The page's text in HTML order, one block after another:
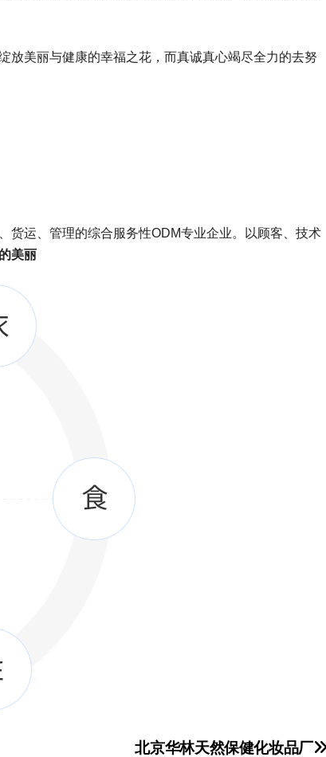
放美丽与健康的幸福之花，而真诚真心竭尽全力的去努
货运、管理的综合服务性ODM专业企业。以顾客、技术
美丽
北京华林天然保健化妆品厂